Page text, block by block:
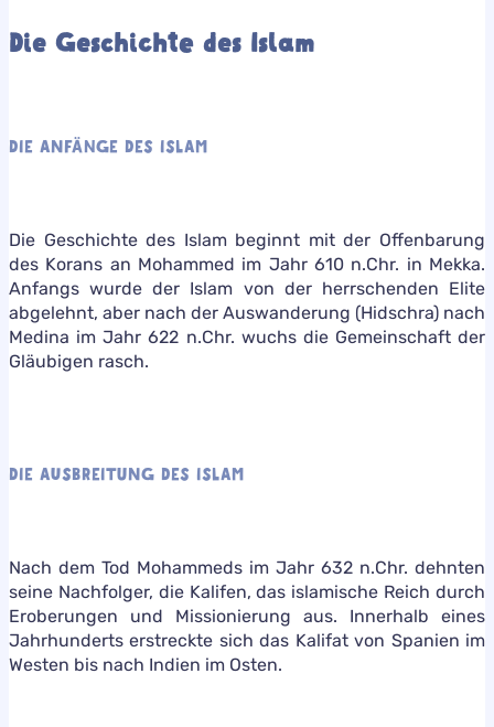
Die Geschichte des Islam
DIE ANFÄNGE DES ISLAM
Die Geschichte des Islam beginnt mit der Offenbarung
des Korans an Mohammed im Jahr 610 n.Chr. in Mekka.
Anfangs wurde der Islam von der herrschenden Elite
abgelehnt, aber nach der Auswanderung (Hidschra) nach
Medina im Jahr 622 n.Chr. wuchs die Gemeinschaft der
Gläubigen rasch.
DIE AUSBREITUNG DES ISLAM
Nach dem Tod Mohammeds im Jahr 632 n.Chr. dehnten
seine Nachfolger, die Kalifen, das islamische Reich durch
Eroberungen und Missionierung aus. Innerhalb eines
Jahrhunderts erstreckte sich das Kalifat von Spanien im
Westen bis nach Indien im Osten.